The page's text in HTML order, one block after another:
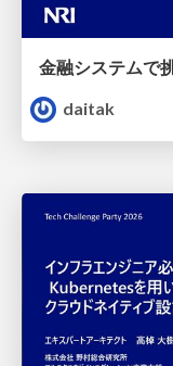
daitak